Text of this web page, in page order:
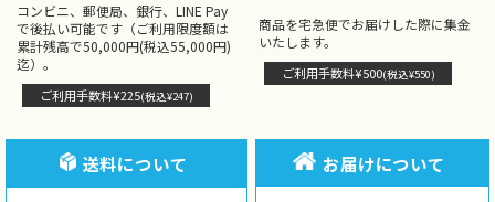
コンビニ、郵便局、銀行、LINE Pay
で後払い可能です（ご利用限度額は
累計残高で50,000円(税込55,000円)
迄）。
ご利用手数料¥225(税込¥247)
商品を宅急便でお届けした際に集金
いたします。
ご利用手数料¥500(税込¥550)
送料について お届けについて